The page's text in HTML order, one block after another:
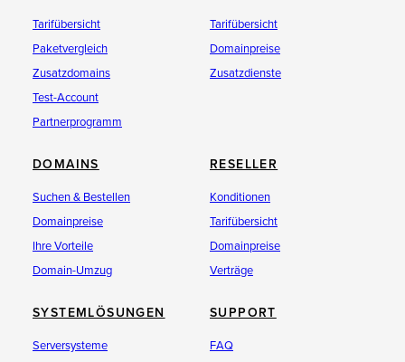
Tarifübersicht
Paketvergleich
Zusatzdomains
Test-Account
Partnerprogramm
Tarifübersicht
Domainpreise
Zusatzdienste
DOMAINS
Suchen & Bestellen
Domainpreise
Ihre Vorteile
Domain-Umzug
RESELLER
Konditionen
Tarifübersicht
Domainpreise
Verträge
SYSTEMLÖSUNGEN
Serversysteme
SUPPORT
FAQ